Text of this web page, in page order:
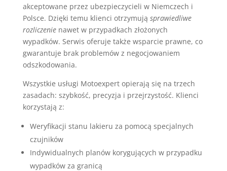
akceptowane przez ubezpieczycieli w Niemczech i
Polsce. Dzięki temu klienci otrzymują sprawiedliwe
rozliczenienawet w przypadkach złożonych
wypadków. Serwis oferuje także wsparcie prawne, co
gwarantuje brak problemów z negocjowaniem
odszkodowania.
Wszystkie usługi Motoexpert opierają się na trzech
zasadach: szybkość, precyzja i przejrzystość. Klienci
korzystają z:
Weryfikacji stanu lakieru za pomocą specjalnych
czujników
Indywidualnych planów korygujących w przypadku
wypadków za granicą